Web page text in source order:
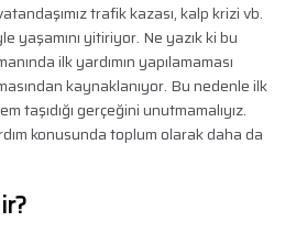
trafik kazası, kalp krizi vb.
yaşamını yitiriyor. Ne yazık ki bu
ilk yardımın yapılamaması
kaynaklanıyor. Bu nedenle ilk
taşıdığı gerçeğini unutmamalıyız.
konusunda toplum olarak daha da